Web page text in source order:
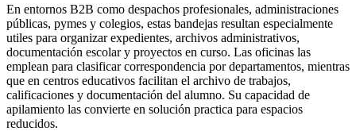
En entornos B2B como despachos profesionales, administraciones
públicas, pymes y colegios, estas bandejas resultan especialmente
utiles para organizar expedientes, archivos administrativos,
documentación escolar y proyectos en curso. Las oficinas las
emplean para clasificar correspondencia por departamentos, mientras
que en centros educativos facilitan el archivo de trabajos,
calificaciones y documentación del alumno. Su capacidad de
apilamiento las convierte en solución practica para espacios
reducidos.